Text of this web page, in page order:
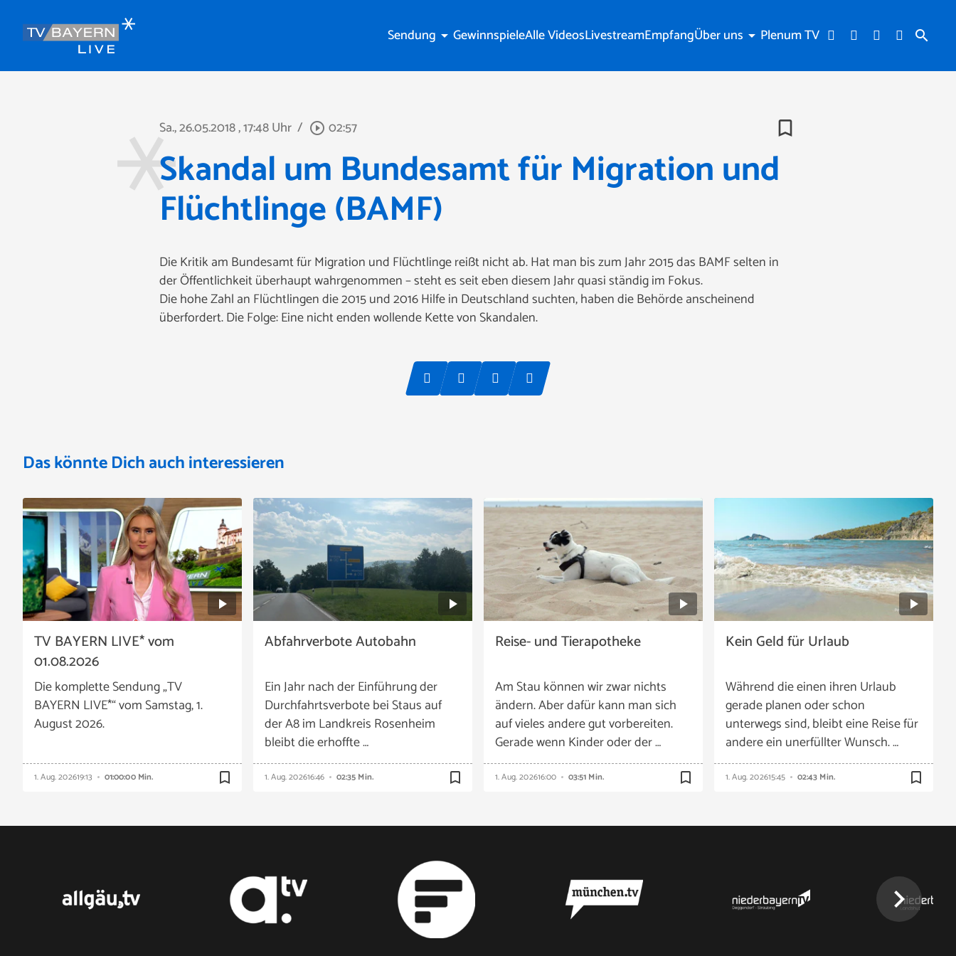
search
Sendung arrow_drop_down GewinnspieleAlle VideosLivestreamEmpfangÜber uns arrow_drop_down Plenum TV
Sa., 26.05.2018, 17:48 Uhr / play_circle_outline 02:57 bookmark_border
Skandal um Bundesamt für Migration und
Flüchtlinge (BAMF)
Die Kritik am Bundesamt für Migration und Flüchtlinge reißt nicht ab. Hat man bis zum Jahr 2015 das BAMF selten in
der Öffentlichkeit überhaupt wahrgenommen – steht es seit eben diesem Jahr quasi ständig im Fokus.
Die hohe Zahl an Flüchtlingen die 2015 und 2016 Hilfe in Deutschland suchten, haben die Behörde anscheinend
überfordert. Die Folge: Eine nicht enden wollende Kette von Skandalen.
Das könnte Dich auch interessieren
TV BAYERN LIVE* vom
01.08.2026
Die komplette Sendung „TV
BAYERN LIVE*“ vom Samstag, 1.
August 2026.
1. Aug. 202619:13 01:00:00 Min. bookmark_border
Abfahrverbote Autobahn
Ein Jahr nach der Einführung der
Durchfahrtsverbote bei Staus auf
der A8 im Landkreis Rosenheim
bleibt die erhoffte …
1. Aug. 202616:46 02:35 Min. bookmark_border
Reise- und Tierapotheke
Am Stau können wir zwar nichts
ändern. Aber dafür kann man sich
auf vieles andere gut vorbereiten.
Gerade wenn Kinder oder der …
1. Aug. 202616:00 03:51 Min. bookmark_border
Kein Geld für Urlaub
Während die einen ihren Urlaub
gerade planen oder schon
unterwegs sind, bleibt eine Reise für
andere ein unerfüllter Wunsch. …
1. Aug. 202615:45 02:43 Min. bookmark_border
chevron_right